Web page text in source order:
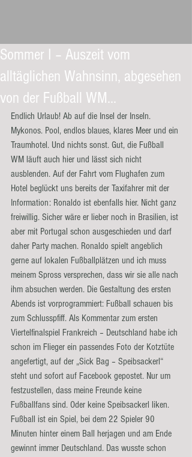
Sommer I – Auszeit vom
alltäglichen Wahnsinn, abgesehen
von der Fußball WM…
Endlich Urlaub! Ab auf die Insel der Inseln.
Mykonos. Pool, endlos blaues, klares Meer und ein
Traumhotel. Und nichts sonst. Gut, die Fußball
WM läuft auch hier und lässt sich nicht
ausblenden. Auf der Fahrt vom Flughafen zum
Hotel beglückt uns bereits der Taxifahrer mit der
Information: Ronaldo ist ebenfalls hier. Nicht ganz
freiwillig. Sicher wäre er lieber noch in Brasilien, ist
aber mit Portugal schon ausgeschieden und darf
daher Party machen. Ronaldo spielt angeblich
gerne auf lokalen Fußballplätzen und ich muss
meinem Spross versprechen, dass wir sie alle nach
ihm absuchen werden. Die Gestaltung des ersten
Abends ist vorprogrammiert: Fußball schauen bis
zum Schlusspfiff. Als Kommentar zum ersten
Viertelfinalspiel Frankreich – Deutschland habe ich
schon im Flieger ein passendes Foto der Kotztüte
angefertigt, auf der „Sick Bag – Speibsackerl“
steht und sofort auf Facebook gepostet. Nur um
festzustellen, dass meine Freunde keine
Fußballfans sind. Oder keine Speibsackerl liken.
Fußball ist ein Spiel, bei dem 22 Spieler 90
Minuten hinter einem Ball herjagen und am Ende
gewinnt immer Deutschland. Das wusste schon